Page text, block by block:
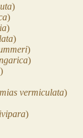
)
)
)
)
)
)
)
vermiculata)
)